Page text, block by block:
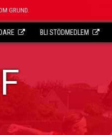
GRUND.
BLI STÖDMEDLEM